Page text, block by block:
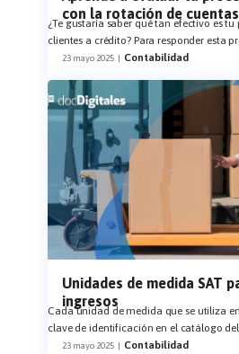
con la rotación de
¿Te gustaría saber qué tan efectivo es
clientes a crédito? Para responder esta
23 mayo 2025 | Contabilidad
Unidades de medida SAT
ingresos
Cada unidad de medida que se utiliza
clave de identificación en el catálogo del
23 mayo 2025 | Contabilidad